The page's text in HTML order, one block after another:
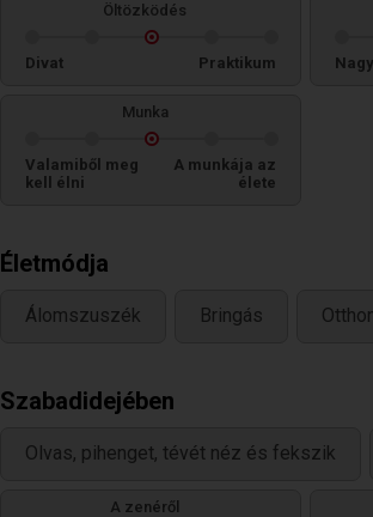
Öltözködés
Divat Praktikum
Munka
Valamiből meg
kell élni
A munkája az
élete
Életmódja
Álomszuszék Bringás
Szabadidejében
Olvas, pihenget, tévét néz és fekszik
A zenéről